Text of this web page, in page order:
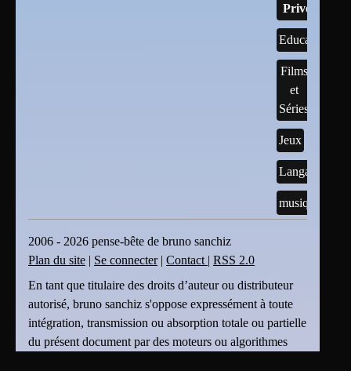
Privées
Educatif
Films
et
Séries
Jeux
Langages
musique
2006 - 2026 pense-bête de bruno sanchiz
Plan du site | Se connecter| Contact | RSS 2.0
En tant que titulaire des droits d’auteur ou distributeur
autorisé, bruno sanchiz s'oppose expressément à toute
intégration, transmission ou absorption totale ou partielle
du présent document par des moteurs ou algorithmes